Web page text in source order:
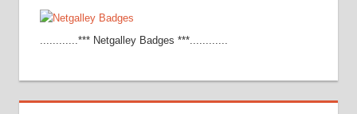
............*** Netgalley Badges ***............